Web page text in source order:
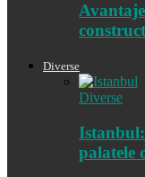
Diverse
Diverse
palatele